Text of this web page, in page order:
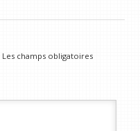
Les champs obligatoires